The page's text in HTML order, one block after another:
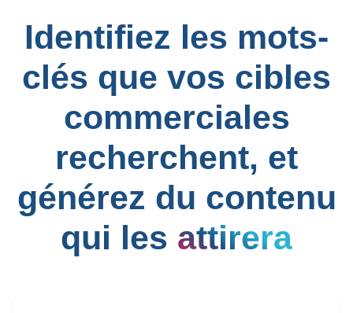
Identifiez les mots-
clés que vos cibles
commerciales
recherchent, et
générez du contenu
qui les attirera